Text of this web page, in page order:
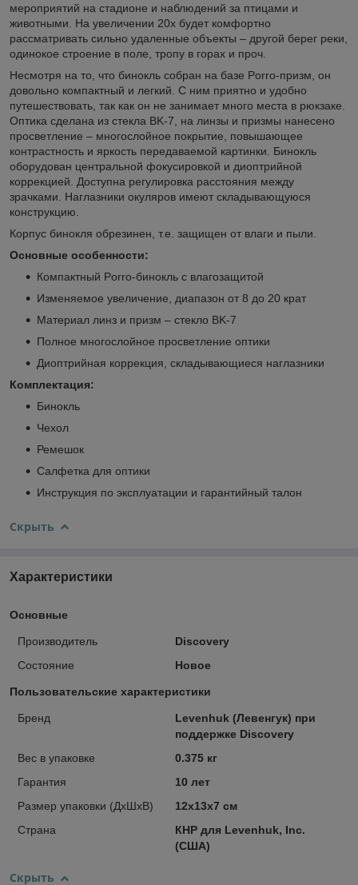
мероприятий на стадионе и наблюдений за птицами и
животными. На увеличении 20х будет комфортно
рассматривать сильно удаленные объекты – другой берег реки,
одинокое строение в поле, тропу в горах и проч.
Несмотря на то, что бинокль собран на базе Porro-призм, он
довольно компактный и легкий. С ним приятно и удобно
путешествовать, так как он не занимает много места в рюкзаке.
Оптика сделана из стекла BK-7, на линзы и призмы нанесено
просветление – многослойное покрытие, повышающее
контрастность и яркость передаваемой картинки. Бинокль
оборудован центральной фокусировкой и диоптрийной
коррекцией. Доступна регулировка расстояния между
зрачками. Наглазники окуляров имеют складывающуюся
конструкцию.
Корпус бинокля обрезинен, т.е. защищен от влаги и пыли.
Основные особенности:
Компактный Porro-бинокль с влагозащитой
Изменяемое увеличение, диапазон от 8 до 20 крат
Материал линз и призм – стекло BK-7
Полное многослойное просветление оптики
Диоптрийная коррекция, складывающиеся наглазники
Комплектация:
Бинокль
Чехол
Ремешок
Салфетка для оптики
Инструкция по эксплуатации и гарантийный талон
Скрыть
Характеристики
Основные
Производитель
Discovery
Состояние
Новое
Пользовательские характеристики
Бренд
Levenhuk (Левенгук) при
поддержке Discovery
Вес в упаковке
0.375 кг
Гарантия
10 лет
Размер упаковки (ДxШxВ)
12x13x7 см
Страна
КНР для Levenhuk, Inc.
(США)
Скрыть